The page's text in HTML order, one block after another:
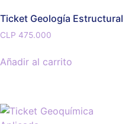
Ticket Geología Estructural
CLP 475.000
Añadir al carrito